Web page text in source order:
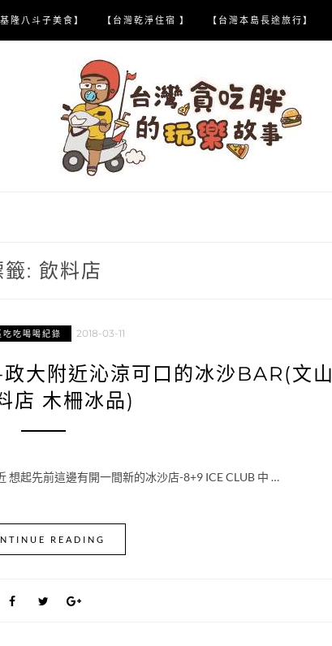
基隆八斗子美食】 【台灣乾淨住宿 】 【台灣本島長途旅行】
籤: 飲料店
吃吃喝喝紀錄 2018-03-11
大附近沁涼可口的冰沙BAR(文山
店 木柵冰品)
起先前這邊有開一間新的冰沙店-8+9 ICE CLUB 中 …
READING